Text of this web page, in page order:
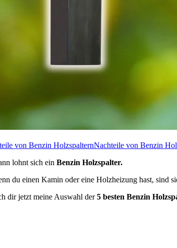
von Benzin HolzspalternNachteile von Benzin
lohnt sich ein Benzin Holzspalter.
du einen Kamin oder eine Holzheizung hast, sind
dir jetzt meine Auswahl der5 besten Benzin